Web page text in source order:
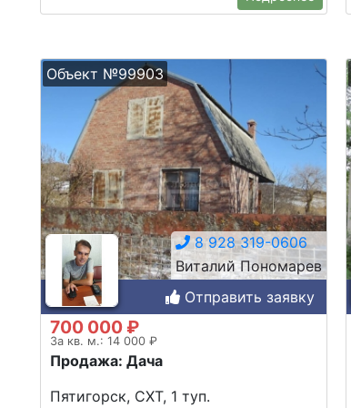
Объект №99903
8 928 319-0606
Виталий Пономарев
Отправить заявку
700 000 ₽
За кв. м.: 14 000 ₽
Продажа: Дача
Пятигорск, СХТ, 1 туп.